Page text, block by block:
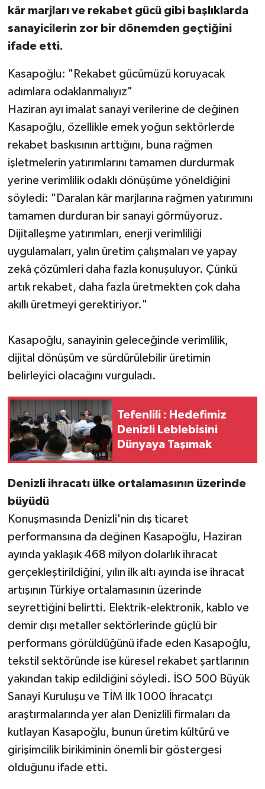
kâr marjları ve rekabet gücü gibi başlıklarda
sanayicilerin zor bir dönemden geçtiğini
ifade etti.
Kasapoğlu: "Rekabet gücümüzü koruyacak
adımlara odaklanmalıyız"
Haziran ayı imalat sanayi verilerine de değinen
Kasapoğlu, özellikle emek yoğun sektörlerde
rekabet baskısının arttığını, buna rağmen
işletmelerin yatırımlarını tamamen durdurmak
yerine verimlilik odaklı dönüşüme yöneldiğini
söyledi: "Daralan kâr marjlarına rağmen yatırımını
tamamen durduran bir sanayi görmüyoruz.
Dijitalleşme yatırımları, enerji verimliliği
uygulamaları, yalın üretim çalışmaları ve yapay
zekâ çözümleri daha fazla konuşuluyor. Çünkü
artık rekabet, daha fazla üretmekten çok daha
akıllı üretmeyi gerektiriyor."
Kasapoğlu, sanayinin geleceğinde verimlilik,
dijital dönüşüm ve sürdürülebilir üretimin
belirleyici olacağını vurguladı.
Tefenlili : Hedefimiz
Denizli Leblebisini
Dünyaya Taşımak
Denizli ihracatı ülke ortalamasının üzerinde
büyüdü
Konuşmasında Denizli'nin dış ticaret
performansına da değinen Kasapoğlu, Haziran
ayında yaklaşık 468 milyon dolarlık ihracat
gerçekleştirildiğini, yılın ilk altı ayında ise ihracat
artışının Türkiye ortalamasının üzerinde
seyrettiğini belirtti. Elektrik-elektronik, kablo ve
demir dışı metaller sektörlerinde güçlü bir
performans görüldüğünü ifade eden Kasapoğlu,
tekstil sektöründe ise küresel rekabet şartlarının
yakından takip edildiğini söyledi. İSO 500 Büyük
Sanayi Kuruluşu ve TİM İlk 1000 İhracatçı
araştırmalarında yer alan Denizlili firmaları da
kutlayan Kasapoğlu, bunun üretim kültürü ve
girişimcilik birikiminin önemli bir göstergesi
olduğunu ifade etti.